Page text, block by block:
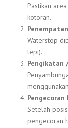
Pastikan
kotoran.
Waterstop
tepi).
Pengikatan
Pengecoran
Setelah
pengecoran